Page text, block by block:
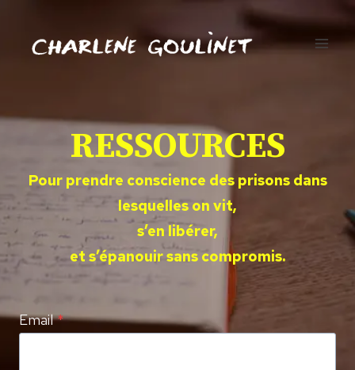
contenu
RESSOURCES
Pour prendre conscience des prisons dans
lesquelles on vit,
s’en libérer,
et s’épanouir sans compromis.
Email *